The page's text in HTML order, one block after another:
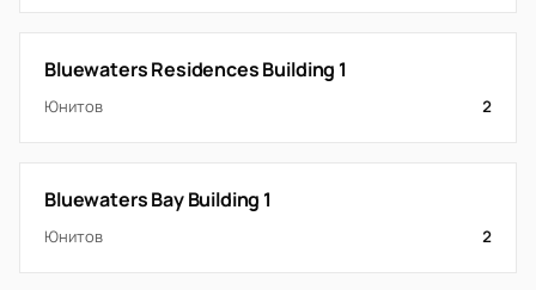
Bluewaters Residences Building 1
Юнитов 2
Bluewaters Bay Building 1
Юнитов 2